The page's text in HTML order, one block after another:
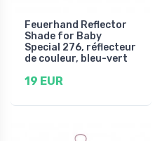
Feuerhand Reflector
Shade for Baby
Special 276, réflecteur
de couleur, bleu-vert
19 EUR